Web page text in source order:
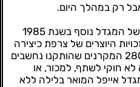
רק במהלך היום.
מסתבר שמופע האורות הלילי של המגדל נוסף בשנת 1985
היוצרים של צרפת כיצירה
אמנותית, 20,000 האורות ו-280 המקרנים שהותקנו נחשבים
לא חוקי לשתף, למכור, או
אייפל המואר בלילה ללא